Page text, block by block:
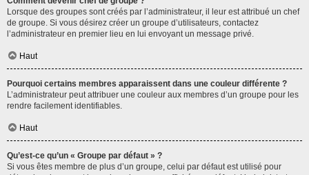
Lorsque des groupes sont créés par l’administrateur, il leur est attribué un chef
de groupe. Si vous désirez créer un groupe d’utilisateurs, contactez
l’administrateur en premier lieu en lui envoyant un message privé.
Haut
Pourquoi certains membres apparaissent dans une couleur différente ?
L’administrateur peut attribuer une couleur aux membres d’un groupe pour les
rendre facilement identifiables.
Haut
Qu’est-ce qu’un « Groupe par défaut » ?
Si vous êtes membre de plus d’un groupe, celui par défaut est utilisé pour